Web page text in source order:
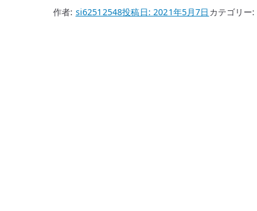
作者: si62512548投稿日:2021年5月7日 カテゴリー: